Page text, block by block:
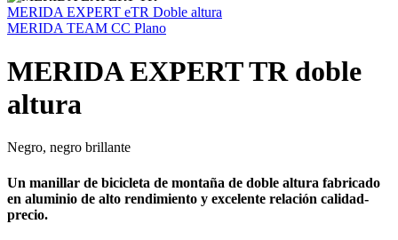
MERIDA EXPERT eTR Doble altura
MERIDA TEAM CC Plano
MERIDA EXPERT TR doble
altura
Negro, negro brillante
Un manillar de bicicleta de montaña de doble altura fabricado
en aluminio de alto rendimiento y excelente relación calidad-
precio.